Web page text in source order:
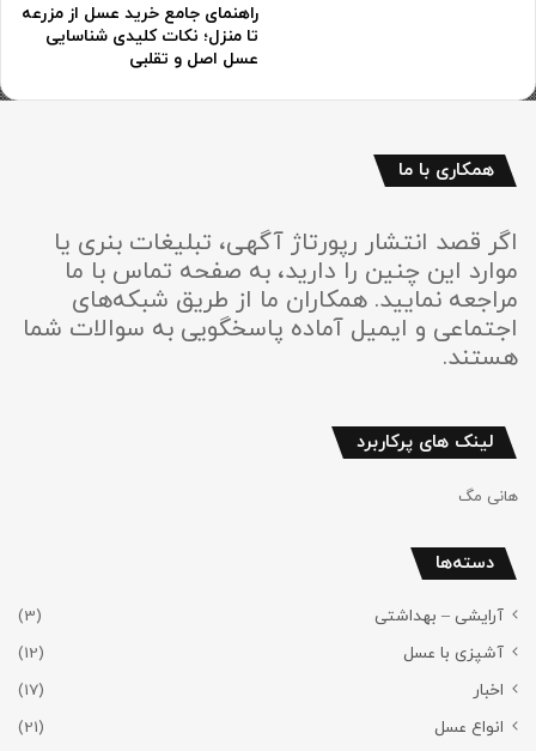
راهنمای جامع خرید عسل از مزرعه
تا منزل؛ نکات کلیدی شناسایی
عسل اصل و تقلبی
همکاری با ما
اگر قصد انتشار رپورتاژ آگهی، تبلیغات بنری یا
موارد این چنین را دارید، به صفحه تماس با ما
مراجعه نمایید. همکاران ما از طریق شبکه‌های
اجتماعی و ایمیل آماده پاسخگویی به سوالات شما
هستند.
لینک های پرکاربرد
هانی مگ
دسته‌ها
آرایشی – بهداشتی
(3)
آشپزی با عسل
(12)
اخبار
(17)
انواع عسل
(21)